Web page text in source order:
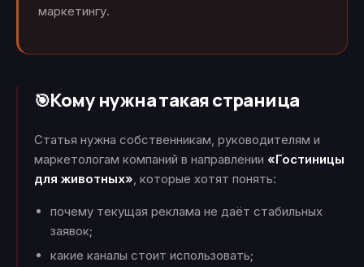
маркетингу.
🎯Кому нужна такая страница
Статья нужна собственникам, руководителям и
маркетологам компаний в направлении «Гостиницы
для животных», которые хотят понять:
почему текущая реклама не даёт стабильных
заявок;
какие каналы стоит использовать;